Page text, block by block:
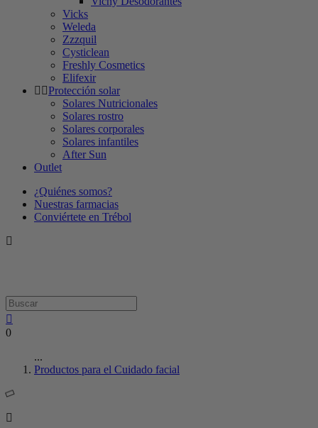
Vicks
Weleda
Zzzquil
Cysticlean
Freshly Cosmetics
Elifexir
Protección solar
Solares Nutricionales
Solares rostro
Solares corporales
Solares infantiles
After Sun
Outlet
¿Quiénes somos?
Nuestras farmacias
Conviértete en Trébol
0
...
Productos para el Cuidado facial